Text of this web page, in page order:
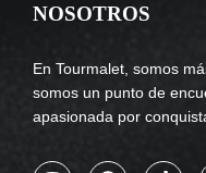
NOSOTROS
En Tourmalet, somos
somos un punto de
apasionada por